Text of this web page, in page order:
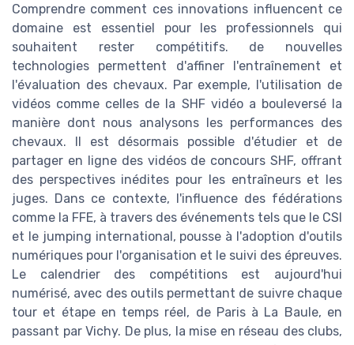
Comprendre comment ces innovations influencent ce
domaine est essentiel pour les professionnels qui
souhaitent rester compétitifs. de nouvelles
technologies permettent d'affiner l'entraînement et
l'évaluation des chevaux. Par exemple, l'utilisation de
vidéos comme celles de la SHF vidéo a bouleversé la
manière dont nous analysons les performances des
chevaux. Il est désormais possible d'étudier et de
partager en ligne des vidéos de concours SHF, offrant
des perspectives inédites pour les entraîneurs et les
juges. Dans ce contexte, l'influence des fédérations
comme la FFE, à travers des événements tels que le CSI
et le jumping international, pousse à l'adoption d'outils
numériques pour l'organisation et le suivi des épreuves.
Le calendrier des compétitions est aujourd'hui
numérisé, avec des outils permettant de suivre chaque
tour et étape en temps réel, de Paris à La Baule, en
passant par Vichy. De plus, la mise en réseau des clubs,